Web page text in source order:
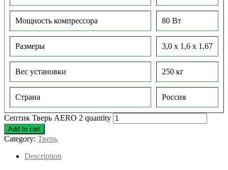
Мощность компрессора 80 Вт
Размеры 3,0 х 1,6 х 1,67
Вес установки 250 кг
Страна Россия
Септик Тверь AERO 2 quantity
Add to cart
Category: Тверь
Description